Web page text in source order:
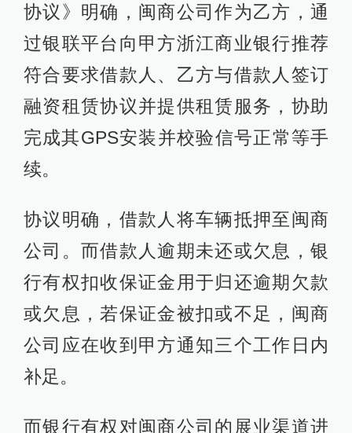
协议》明确，闽商公司作为乙方，通
过银联平台向甲方浙江商业银行推荐
符合要求借款人、乙方与借款人签订
融资租赁协议并提供租赁服务，协助
完成其GPS安装并校验信号正常等手
续。
协议明确，借款人将车辆抵押至闽商
公司。而借款人逾期未还或欠息，银
行有权扣收保证金用于归还逾期欠款
或欠息，若保证金被扣或不足，闽商
公司应在收到甲方通知三个工作日内
补足。
而银行有权对闽商公司的展业渠道进